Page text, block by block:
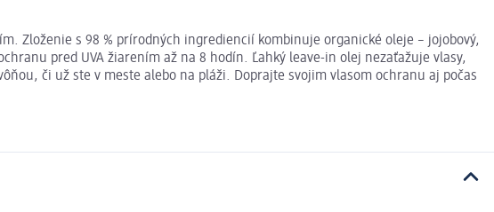
Zloženie s 98 % prírodných ingrediencií kombinuje organické oleje – jojobový,
pred UVA žiarením až na 8 hodín. Ľahký leave-in olej nezaťažuje vlasy,
či už ste v meste alebo na pláži. Doprajte svojim vlasom ochranu aj počas